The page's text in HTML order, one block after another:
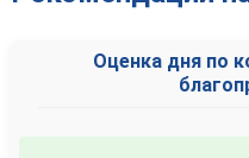
Оценка дня по